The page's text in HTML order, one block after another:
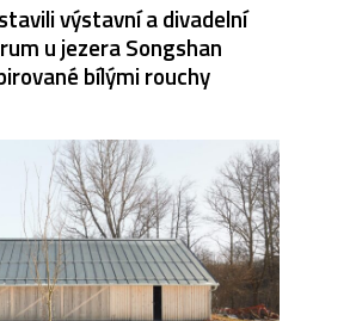
výstavní a divadelní
u jezera Songshan
bílými rouchy